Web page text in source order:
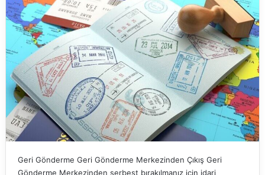
Geri Gönderme Geri Gönderme Merkezinden Çıkış Geri
Gönderme Merkezinden serbest bırakılmanız için idari